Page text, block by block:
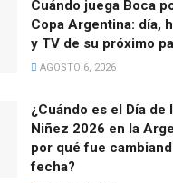
Cuándo juega Boca
Copa Argentina: día,
y TV de su próximo
AGOSTO 6, 2026
¿Cuándo es el Día de
Niñez 2026 en la
por qué fue
fecha?